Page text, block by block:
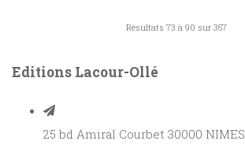
Résultats 73 à 90 sur 357
Editions Lacour-Ollé
25 bd Amiral Courbet 30000 NIMES